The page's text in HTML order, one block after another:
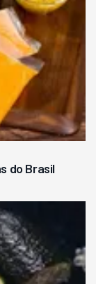
do Brasil